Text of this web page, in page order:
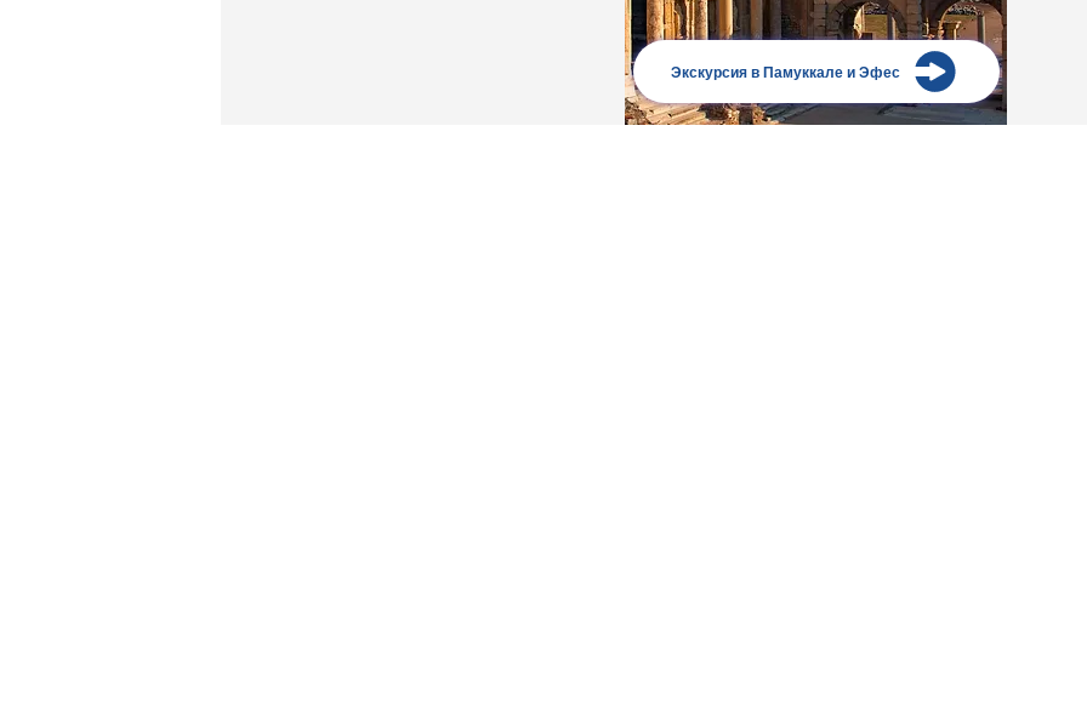
Экскурсия в Памуккале и Эфес